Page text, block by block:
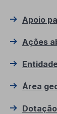
Apoio
Ações
Área